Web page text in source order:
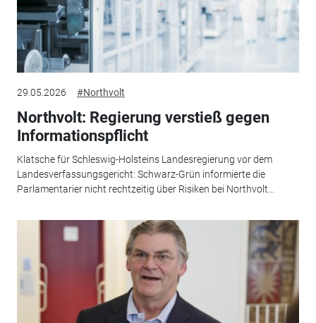
29.05.2026 #Northvolt
Northvolt: Regierung verstieß gegen
Informationspflicht
Klatsche für Schleswig-Holsteins Landesregierung vor dem
Landesverfassungsgericht: Schwarz-Grün informierte die
Parlamentarier nicht rechtzeitig über Risiken bei Northvolt...